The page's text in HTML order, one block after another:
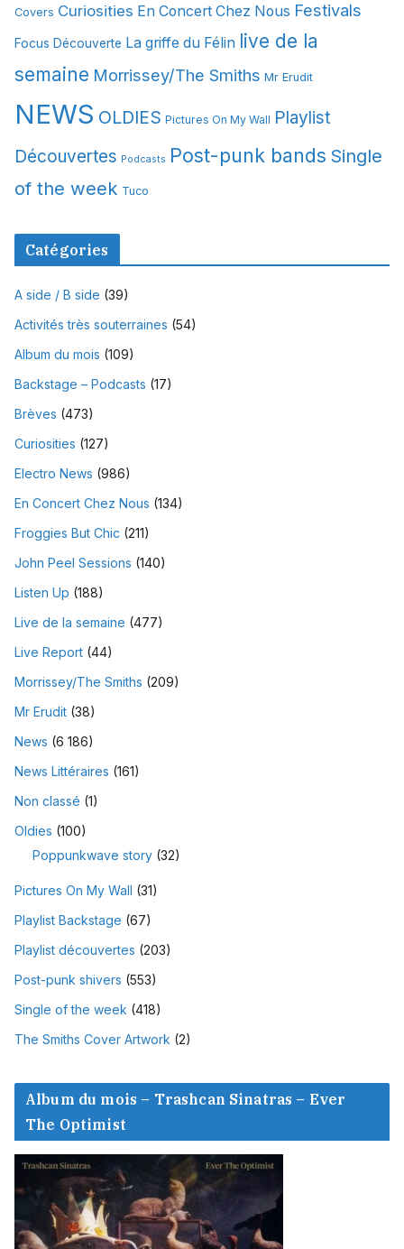
e
Covers Curiosities En Concert Chez Nous Festivals
Focus Découverte La griffe du Félin live de la
semaine Morrissey/The Smiths Mr Erudit
NEWS OLDIES Pictures On My Wall Playlist
Découvertes Podcasts Post-punk bands Single
of the week Tuco
Catégories
A side / B side (39)
Activités très souterraines (54)
Album du mois (109)
Backstage – Podcasts (17)
Brèves (473)
Curiosities (127)
Electro News (986)
En Concert Chez Nous (134)
Froggies But Chic (211)
John Peel Sessions (140)
Listen Up (188)
Live de la semaine (477)
Live Report (44)
Morrissey/The Smiths (209)
Mr Erudit (38)
News (6 186)
News Littéraires (161)
Non classé (1)
Oldies (100)
Poppunkwave story (32)
Pictures On My Wall (31)
Playlist Backstage (67)
Playlist découvertes (203)
Post-punk shivers (553)
Single of the week (418)
The Smiths Cover Artwork (2)
Album du mois – Trashcan Sinatras – Ever
The Optimist